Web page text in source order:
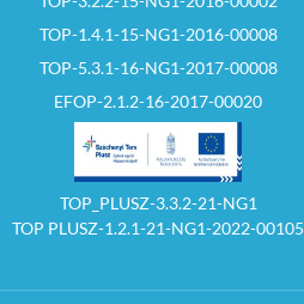
TOP-1.4.1-15-NG1-2016-00008
TOP-5.3.1-16-NG1-2017-00008
EFOP-2.1.2-16-2017-00020
TOP_PLUSZ-3.3.2-21-NG1
TOP PLUSZ-1.2.1-21-NG1-2022-00105